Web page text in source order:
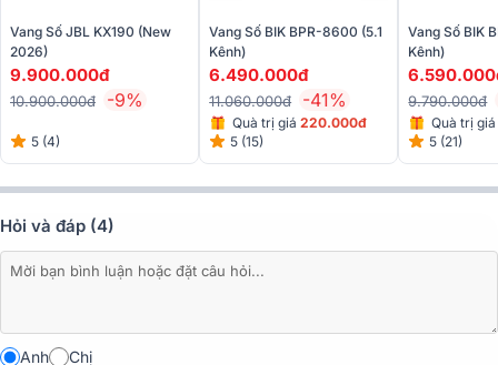
Vang Số JBL KX190 (New
2026)
9.900.000đ
10.900.000đ -9%
5 (4)
Vang Số BIK BPR-8600 (5.1
Kênh)
6.490.000đ
11.060.000đ -41%
Quà trị giá220.000đ
5 (15)
Vang Số BIK
Kênh)
9.790.000đ
Quà trị
5 (21)
Hỏi và đáp (4)
Anh Chị